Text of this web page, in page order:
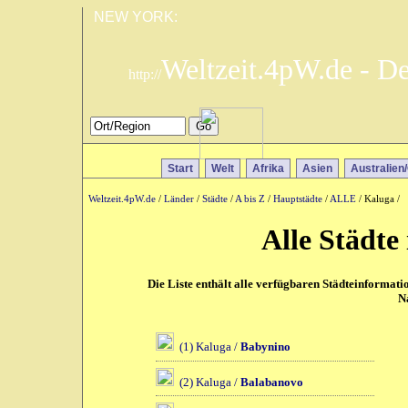
NEW YORK:
http://Weltzeit.4pW.de -
Start Welt Afrika Asien
Weltzeit.4pW.de / Länder / Städte / A bis Z / Hauptstädte / ALLE / Kaluga /
Alle Städte
Die Liste enthält alle verfügbaren
(1) Kaluga / Babynino
(2) Kaluga / Balabanovo